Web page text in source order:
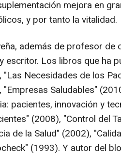
mejora en
y por tanto la vitalidad.
además de profesor
escritor. Los libros que ha
"Las Necesidades de los
"Empresas Saludables"
pacientes, innovación y
(2008), "Control del
de la Salud" (2002),
(1993). Y autor del